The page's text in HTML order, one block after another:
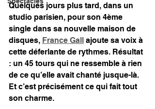
Quelques jours plus tard, dans un
studio parisien, pour son 4ème
single dans sa nouvelle maison de
disques, France Gall ajoute sa voix à
cette déferlante de rythmes. Résultat
: un 45 tours qui ne ressemble à rien
de ce qu’elle avait chanté jusque-là.
Et c’est précisément ce qui fait tout
son charme.